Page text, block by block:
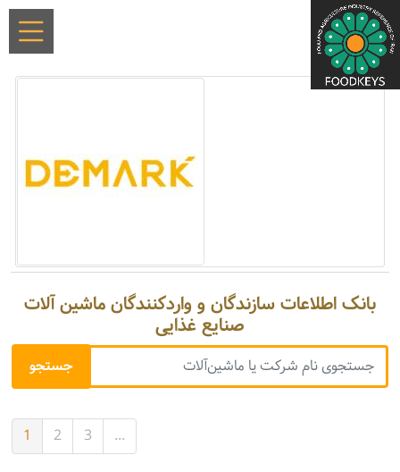
بانک اطلاعات سازندگان و واردکنندگان ماشین آلات
صنایع غذایی
1 2 3 ...